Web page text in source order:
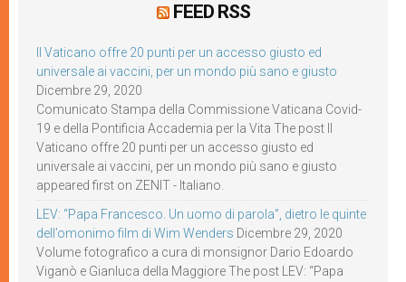
FEED RSS
Il Vaticano offre 20 punti per un accesso giusto ed
universale ai vaccini, per un mondo più sano e giusto
Dicembre 29, 2020
Comunicato Stampa della Commissione Vaticana Covid-
19 e della Pontificia Accademia per la Vita The post Il
Vaticano offre 20 punti per un accesso giusto ed
universale ai vaccini, per un mondo più sano e giusto
appeared first on ZENIT - Italiano.
LEV: “Papa Francesco. Un uomo di parola”, dietro le quinte
dell’omonimo film di Wim Wenders Dicembre 29, 2020
Volume fotografico a cura di monsignor Dario Edoardo
Viganò e Gianluca della Maggiore The post LEV: “Papa